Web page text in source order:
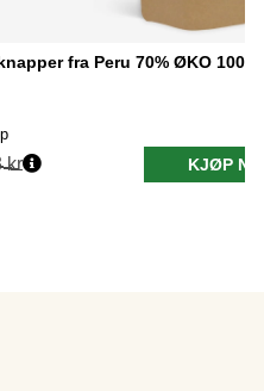
fra Peru 70% ØKO 100g
kr KJØP NÅ